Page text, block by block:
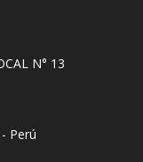
N° 13
Perú